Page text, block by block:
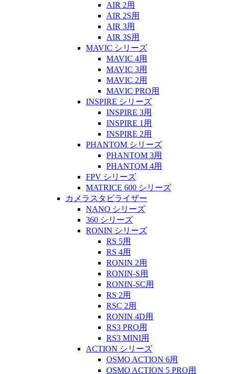
AIR 2用
AIR 2S用
AIR 3用
AIR 3S用
MAVIC シリーズ
MAVIC 4用
MAVIC 3用
MAVIC 2用
MAVIC PRO用
INSPIRE シリーズ
INSPIRE 3用
INSPIRE 1用
INSPIRE 2用
PHANTOM シリーズ
PHANTOM 3用
PHANTOM 4用
FPV シリーズ
MATRICE 600 シリーズ
カメラスタビライザー
NANO シリーズ
360 シリーズ
RONIN シリーズ
RS 5用
RS 4用
RONIN 2用
RONIN-S用
RONIN-SC用
RS 2用
RSC 2用
RONIN 4D用
RS3 PRO用
RS3 MINI用
ACTION シリーズ
OSMO ACTION 6用
OSMO ACTION 5 PRO用